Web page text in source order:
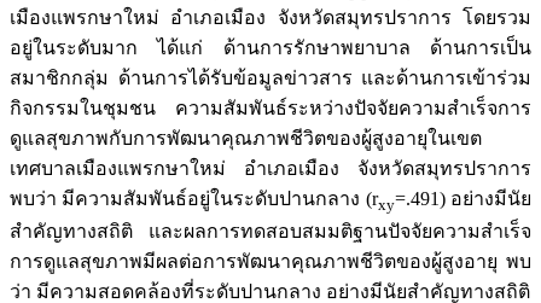
เมืองแพรกษาใหม่ อำเภอเมือง จังหวัดสมุทรปราการ โดยรวม
อยู่ในระดับมาก ได้แก่ ด้านการรักษาพยาบาล ด้านการเป็น
สมาชิกกลุ่ม ด้านการได้รับข้อมูลข่าวสาร และด้านการเข้าร่วม
กิจกรรมในชุมชน ความสัมพันธ์ระหว่างปัจจัยความสำเร็จการ
ดูแลสุขภาพกับการพัฒนาคุณภาพชีวิตของผู้สูงอายุในเขต
เทศบาลเมืองแพรกษาใหม่ อำเภอเมือง จังหวัดสมุทรปราการ
พบว่า มีความสัมพันธ์อยู่ในระดับปานกลาง (rxy=.491) อย่างมีนัย
สำคัญทางสถิติ และผลการทดสอบสมมติฐานปัจจัยความสำเร็จ
การดูแลสุขภาพมีผลต่อการพัฒนาคุณภาพชีวิตของผู้สูงอายุ พบ
ว่า มีความสอดคล้องที่ระดับปานกลาง อย่างมีนัยสำคัญทางสถิติ